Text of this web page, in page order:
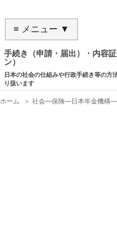
≡ メニュー ▼
手続き（申請・届出）・内容
ン）
日本の社会の仕組みや行政手続き等の方
り扱います
ホーム ＞ 社会―保険―日本年金機構―